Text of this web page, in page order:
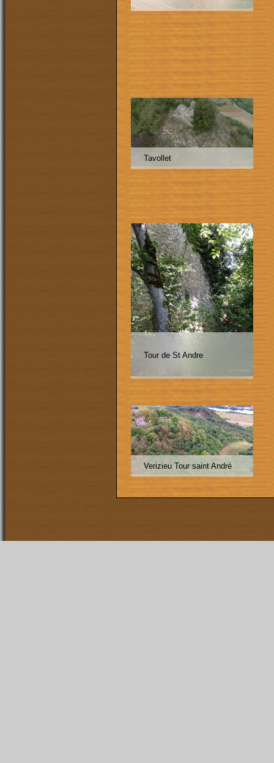
Tavollet
Tour de St Andre
Verizieu Tour saint André